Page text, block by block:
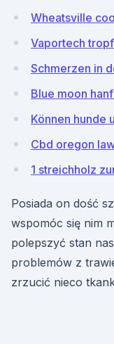
Wheatsville
Vaportech
Schmerzen in
Blue moon
Können hunde
Cbd oregon
1 streichholz
Posiada on dość
wspomóc się nim
polepszyć stan
problemów z
zrzucić nieco